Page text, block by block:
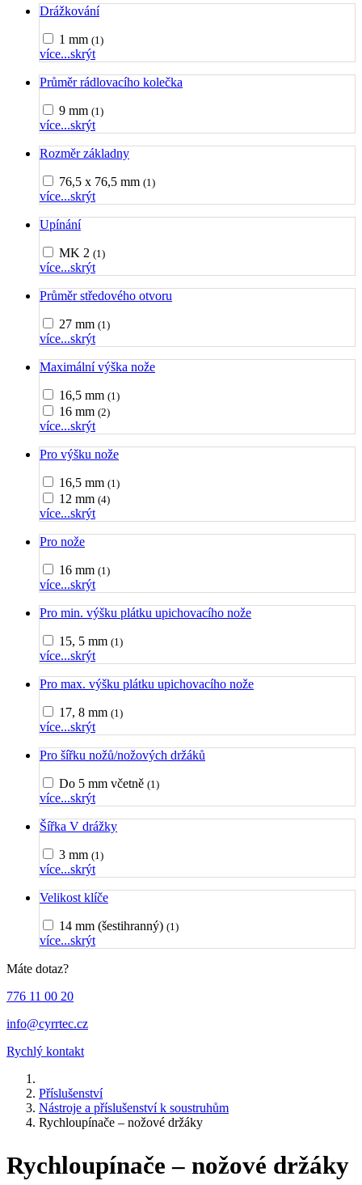
Drážkování
1 mm (1)
více...skrýt
Průměr rádlovacího kolečka
9 mm (1)
více...skrýt
Rozměr základny
76,5 x 76,5 mm (1)
více...skrýt
Upínání
MK 2 (1)
více...skrýt
Průměr středového otvoru
27 mm (1)
více...skrýt
Maximální výška nože
16,5 mm (1)
16 mm (2)
více...skrýt
Pro výšku nože
16,5 mm (1)
12 mm (4)
více...skrýt
Pro nože
16 mm (1)
více...skrýt
Pro min. výšku plátku upichovacího nože
15, 5 mm (1)
více...skrýt
Pro max. výšku plátku upichovacího nože
17, 8 mm (1)
více...skrýt
Pro šířku nožů/nožových držáků
Do 5 mm včetně (1)
více...skrýt
Šířka V drážky
3 mm (1)
více...skrýt
Velikost klíče
14 mm (šestihranný) (1)
více...skrýt
Máte dotaz?
776 11 00 20
info@cyrrtec.cz
Rychlý kontakt
Příslušenství
Nástroje a příslušenství k soustruhům
Rychloupínače – nožové držáky
Rychloupínače – nožové držáky